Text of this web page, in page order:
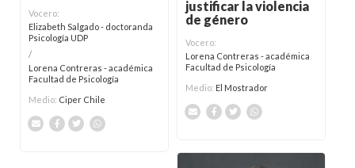
Vocero:
Elizabeth Salgado - doctoranda
Psicología UDP
/
Lorena Contreras - académica
Facultad de Psicología
Medio: Ciper Chile
justificar la violencia
de género
Vocero:
Lorena Contreras - académica
Facultad de Psicología
Medio: El Mostrador